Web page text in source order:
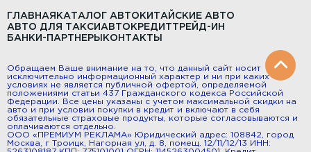
ГЛАВНАЯ КАТАЛОГ АВТО КИТАЙСКИЕ АВТО
АВТО ДЛЯ ТАКСИ АВТОКРЕДИТТРЕЙД-ИН
БАНКИ-ПАРТНЕРЫ КОНТАКТЫ
Обращаем Ваше внимание на то, что данный сайт носит
исключительно информационный характер и ни при каких
условиях не является публичной офертой, определяемой
положениями статьи 437 Гражданского кодекса Российской
Федерации. Все цены указаны с учетом максимальной скидки на
авто и при условии покупки в кредит и включают в себя
обязательные страховые продукты, которые согласовываются и
оплачиваются отдельно.
ООО «ПРЕМИУМ РЕКЛАМА» Юридический адрес: 108842, город
Москва, г Троицк, Нагорная ул, д. 8, помещ. 12/11/12/13 ИНН: